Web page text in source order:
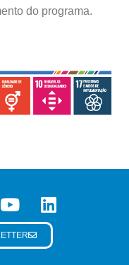
do programa.